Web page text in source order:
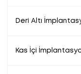
Deri Altı
Kas İçi